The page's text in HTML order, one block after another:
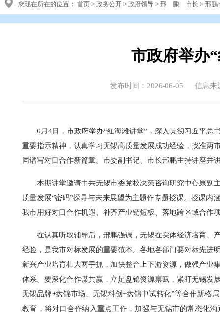
您现在所在的位置： 首页 > 政务公开 > 政府领导 > 邢 鹏 市长 > 邢鹏
市政府举办
发布时间：2026-06-05 信息来
6月4日，市政府举办“红海滩讲堂”，深入贯彻习近平
重要指示精神，认真学习无锡高质量发展成功经验，找准两
同谱写对口合作新篇章。市委副书记、市长邢鹏主持讲座并
本期讲堂邀请中共无锡市委党校决策咨询研究中心原副
质量发展“密码”探寻与未来展望为主题作专题授课。授课
我市用好对口合作机遇、补齐产业链短板、落地跨区域合作
在认真听取辅导后，邢鹏强调，无锡在实体经济培育、
经验，是我市对标发展的重要范本。各地各部门要对标先进
新兴产业培育壮大两手抓，加快整合上下游资源，做强产业
体系。要深化合作谋共赢，立足盘锦资源禀赋，紧盯无锡发
无锡品牌+盘锦市场、无锡科创+盘锦中试转化”等合作新格
教育，将对口合作纳入重点工作，加强与无锡市的常态化